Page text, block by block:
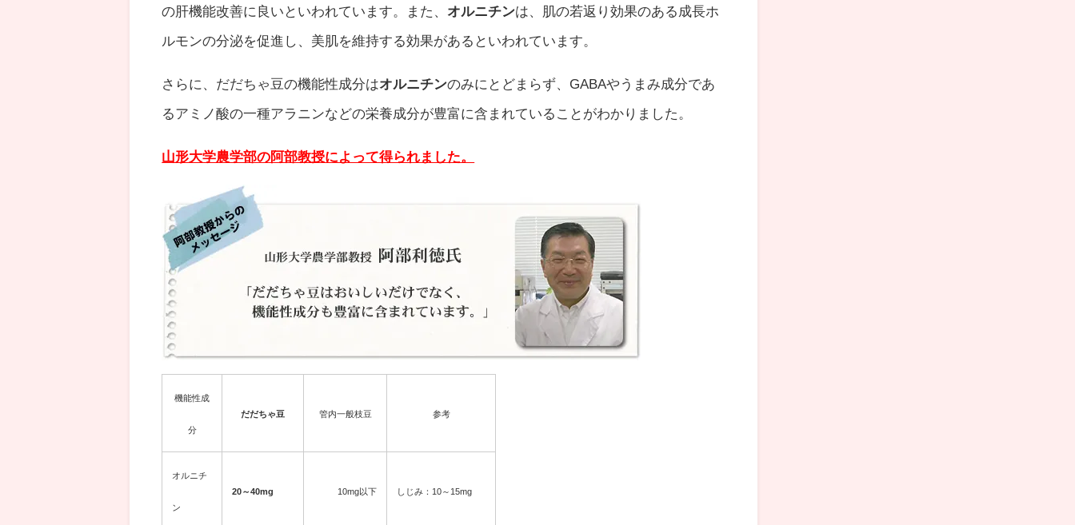
の肝機能改善に良いといわれています。また、 オルニチンは、肌の若返り効果のある成長ホ
ルモンの分泌を促進し、美肌を維持する効果があるといわれています。
さらに、だだちゃ豆の機能性成分はオルニチンのみにとどまらず、GABAやうまみ成分であ
るアミノ酸の一種アラニンなどの栄養成分が豊富に含まれていることがわかりました。
山形大学農学部の阿部教授によって得られました。
機能性成
分
だだちゃ豆 管内一般枝豆 参考
オルニチ
ン
20～40mg 10mg以下 しじみ：10～15mg